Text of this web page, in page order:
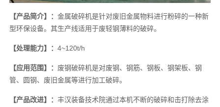
【产品简介】： 金属破碎机是针对废旧金属物料进行粉碎的一种新
型环保设备。其生产线适用于废轻钢薄料的破碎。
【处理能力】： 4~120t/h
【应用范围】： 废钢破碎机是对废钢、钢筋、钢板、钢架板、钢
管、圆钢、废旧金属等进行加工破碎。
【产品改进】： 丰汉装备技术院通过本机不断的破碎和击打除去涂